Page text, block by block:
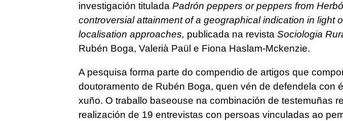
investigación tituladaPadrón peppers or peppers from
controversial attainment of a geographical indication in light
localisation approaches, publicada na revistaSociologia
Rubén Boga, Valerià Paül e Fiona Haslam-Mckenzie.
A pesquisa forma parte do compendio de artigos que
doutoramento de Rubén Boga, quen vén de defendela con
xuño. O traballo baseouse na combinación de testemuñas
realización de 19 entrevistas con persoas vinculadas ao